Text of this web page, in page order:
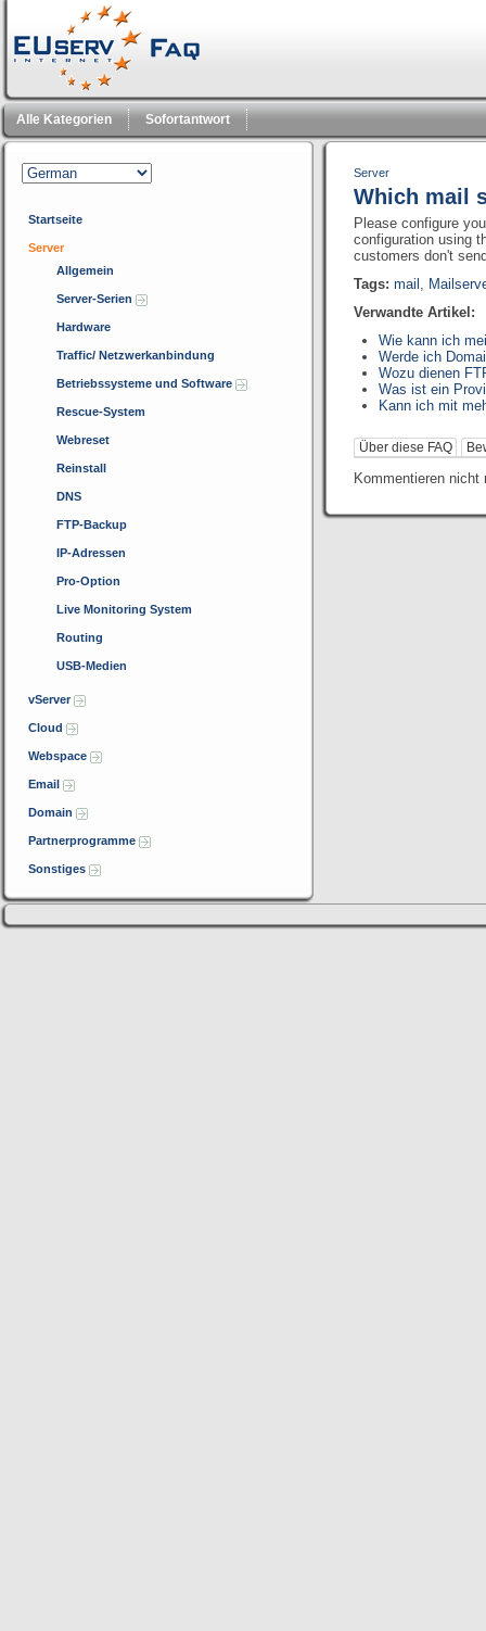
Alle Kategorien Sofortantwort
Startseite
Server
Allgemein
Server-Serien
Hardware
Traffic/ Netzwerkanbindung
Betriebssysteme und Software
Rescue-System
Webreset
Reinstall
DNS
FTP-Backup
IP-Adressen
Pro-Option
Live Monitoring System
Routing
USB-Medien
vServer
Cloud
Webspace
Email
Domain
Partnerprogramme
Sonstiges
Server
Which mail
Please configure
configuration using
customers don't
Tags: mail ,
Verwandte Artikel:
Wie kann ich
Werde ich
Wozu dienen
Was ist ein
Kann ich mit
Über diese FAQ
Kommentieren nicht